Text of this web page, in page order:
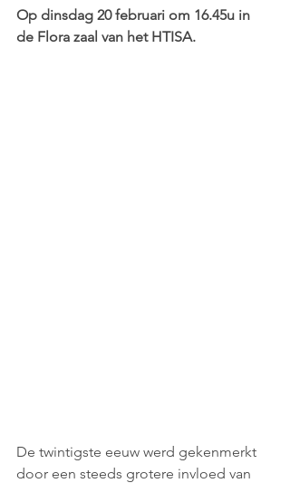
Op dinsdag 20 februari om 16.45u in
de Flora zaal van het HTISA.
De twintigste eeuw werd gekenmerkt
door een steeds grotere invloed van